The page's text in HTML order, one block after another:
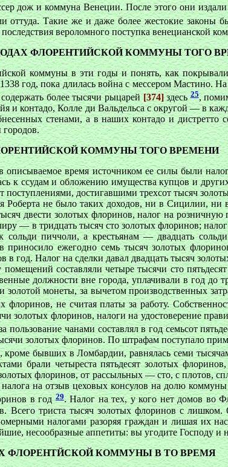
дож и коммуна Венеции. После этого они
оттуда. Такие же и даже более жестокие законы
вероломного поступка венецианской
ФЛОРЕНТИЙСКОЙ КОММУНЫ ТОГО
коммуны в эти годы и понять, как
год, пока длилась война с мессером Мастино. На
более тысячи рыцарей[374]здесь25,
и контадо, Колле ди Вальдельса с округой — в
стенами, а в наших контадо и дистретто
городов.
КОММУНЫ ТОГО ВРЕМЕНИ
время источником ее силы были
к ссудам и обложению имущества купцов и
достигавшими трехсот тысяч
Роберта не было таких доходов, ни в Сицилии,
двести золотых флоринов, налог на
— в тридцать тысяч сто золотых флоринов;
сольди пиччоли, а крестьянам — двадцать
ежегодно семь тысяч золотых
Налог на сделки давал двадцать тысяч
составляли четыре тысячи сто
должности вне города, уплачивали в год до
монеты, за вычетом производственных
не считая платы за работу.
золотых флоринов, налоги на удостоверение
чанами составлял в год семьсот
золотых флоринов. По штрафам поступало
бывших в Ломбардии, равнялась семи
брали четыреста пятьдесят золотых
флоринов, от рассыльных — сто, с плотов,
на отзыв цеховых консулов на долю
в год29. Налог на тех, у кого нет домов во
триста тысяч золотых флоринов с лишком.
налогами разоряя граждан и лишая их
несообразные аппетиты: вы угодите Господу
ФЛОРЕНТЙСКОЙ КОММУНЫ В ТО ВРЕМЯ